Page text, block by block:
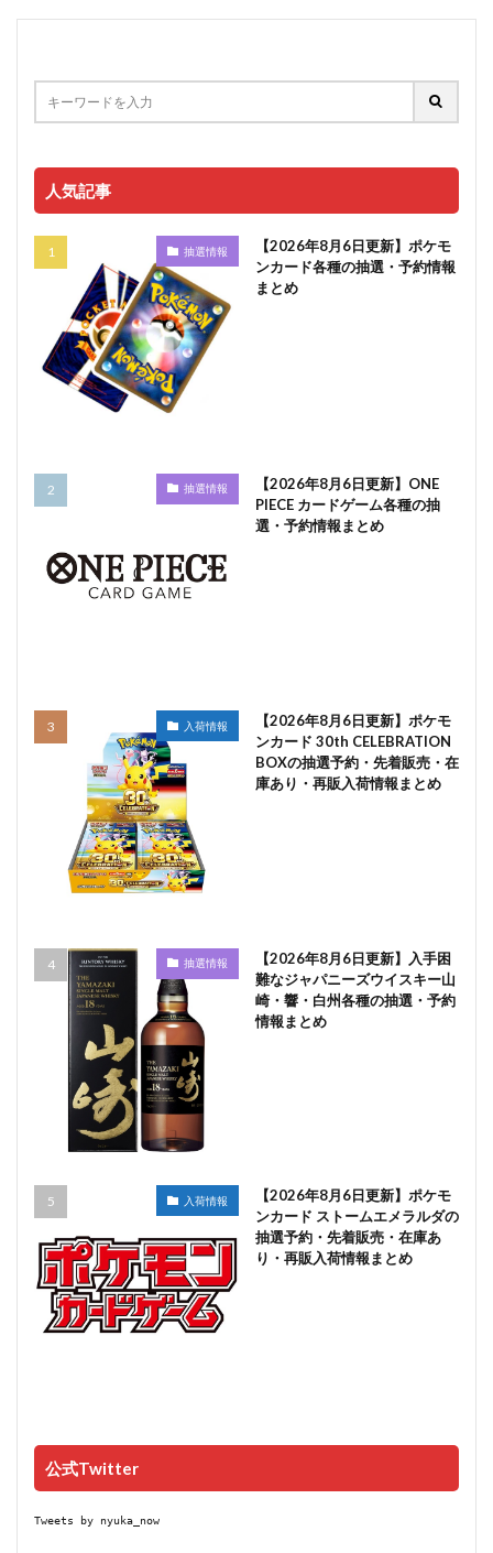
人気記事
抽選情報
【2026年8月6日更新】ポケモ
ンカード各種の抽選・予約情報
まとめ
抽選情報
【2026年8月6日更新】ONE
PIECE カードゲーム各種の抽
選・予約情報まとめ
入荷情報
【2026年8月6日更新】ポケモ
ンカード 30th CELEBRATION
BOXの抽選予約・先着販売・在
庫あり・再販入荷情報まとめ
抽選情報
【2026年8月6日更新】入手困
難なジャパニーズウイスキー山
崎・響・白州各種の抽選・予約
情報まとめ
入荷情報
【2026年8月6日更新】ポケモ
ンカード ストームエメラルダの
抽選予約・先着販売・在庫あ
り・再販入荷情報まとめ
公式Twitter
Tweets by nyuka_now